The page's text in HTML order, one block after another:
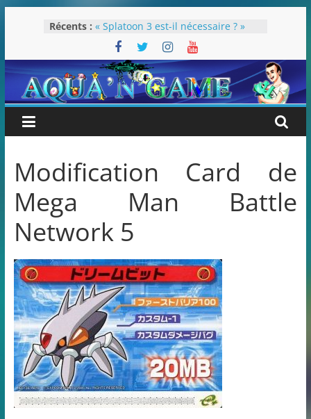
Récents : « Splatoon 3 est-il nécessaire ? »
« Dans les coulisses des JV Harry
Potter »
Pokémon Écarlate : ceci est une
révolution (ou pas) !
Attentes 2023
Rétrospective 2022
Modification Card de
Mega Man Battle
Network 5